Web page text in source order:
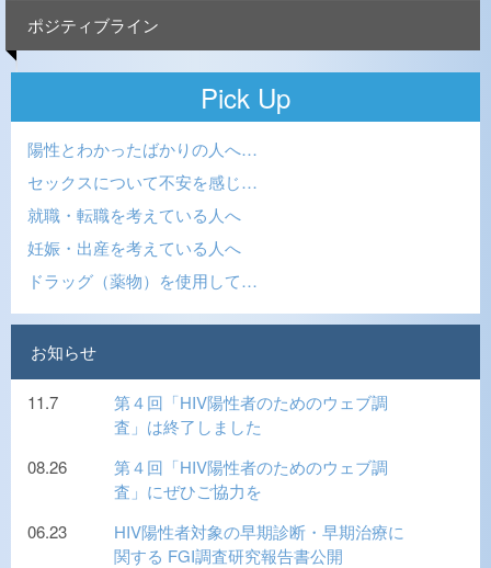
ポジティブライン
Pick Up
陽性とわかったばかりの人へ…
セックスについて不安を感じ…
就職・転職を考えている人へ
妊娠・出産を考えている人へ
ドラッグ（薬物）を使用して…
お知らせ
11.7
第４回「HIV陽性者のためのウェブ調
査」は終了しました
08.26
第４回「HIV陽性者のためのウェブ調
査」にぜひご協力を
06.23
HIV陽性者対象の早期診断・早期治療に
関する FGI調査研究報告書公開